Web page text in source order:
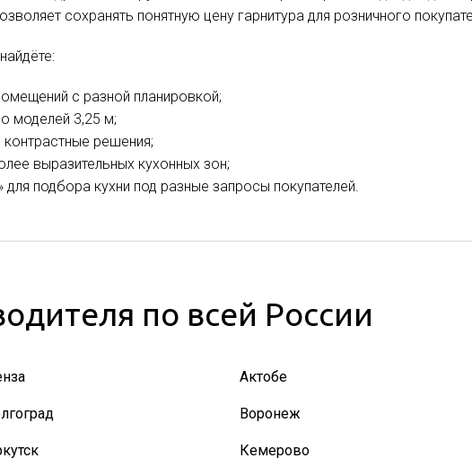
сохранять понятную цену гарнитура для розничного
с разной планировкой;
моделей 3,25 м;
решения;
выразительных кухонных зон;
подбора кухни под разные запросы покупателей.
по всей России
Актобе
Воронеж
Кемерово